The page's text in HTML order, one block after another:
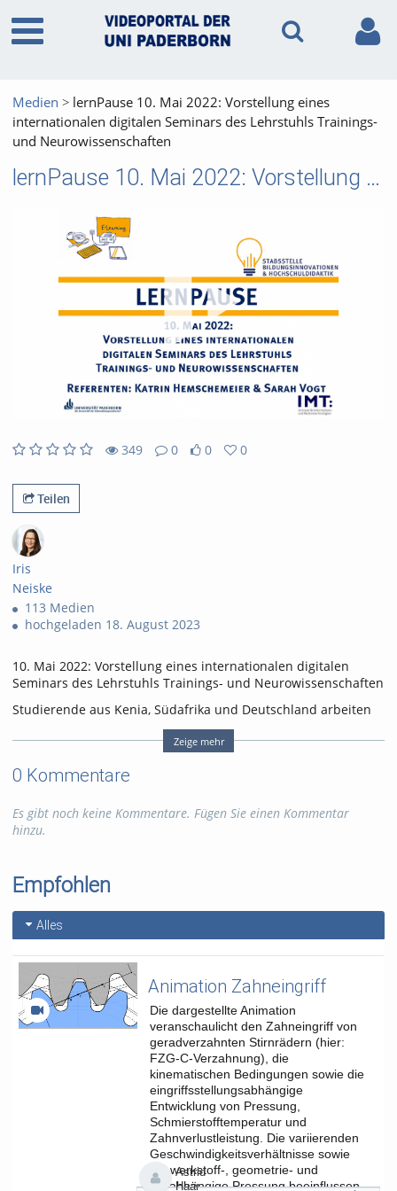
Medien
lernPause 10. Mai 2022: Vorstellung eines
internationalen digitalen Seminars des Lehrstuhls Trainings-
und Neurowissenschaften
lernPause 10. Mai 2022: Vorstellung eines internationalen digitalen Seminars des Lehrstuhls Trainings- und Neurowissenschaften
349
views
0
Kommentare
0
likes
0
favorites
Teilen
Iris
Neiske
113 Medien
hochgeladen 18. August 2023
10. Mai 2022: Vorstellung eines internationalen digitalen
Seminars des Lehrstuhls Trainings- und Neurowissenschaften
Studierende aus Kenia, Südafrika und Deutschland arbeiten
(gemeinsam) im digitale Kurs #GetYourGamePlan zu Themen
der Angewandte Neurowissenschaften in Training und
asynchrone Lernelemente. Der asynchrone Teil des Seminars
nutzt u.a. viele H5P Elemente. Die Studierenden arbeiten
kollaborativ standortübergreifend zusammen.
digitalen Lehrprojektes vor.
Referentinnen: Sarah Vogt und Katrin Hemschemeier
lernpause; sport; e-learning; lehrstuhls trainings- und
Kategorien: Veranstaltungen
Sonstiges
Zeige mehr
0 Kommentare
Es gibt noch keine Kommentare. Fügen Sie einen Kommentar
hinzu.
Empfohlen
Alles
Animation Zahneingriff
Die dargestellte Animation
veranschaulicht den Zahneingriff von
geradverzahnten Stirnrädern (hier:
FZG-C-Verzahnung), die
kinematischen Bedingungen sowie die
eingriffsstellungsabhängige
Entwicklung von Pressung,
Schmierstofftemperatur und
Zahnverlustleistung. Die variierenden
Geschwindigkeitsverhältnisse sowie
die werkstoff-, geometrie- und
lastabhängige Pressung beeinflussen
Astrid
Haar